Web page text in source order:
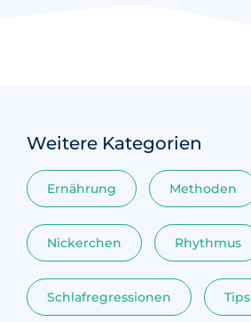
Weitere Kategorien
Ernährung Methoden
Nickerchen Rhythmus
Schlafregressionen Tips